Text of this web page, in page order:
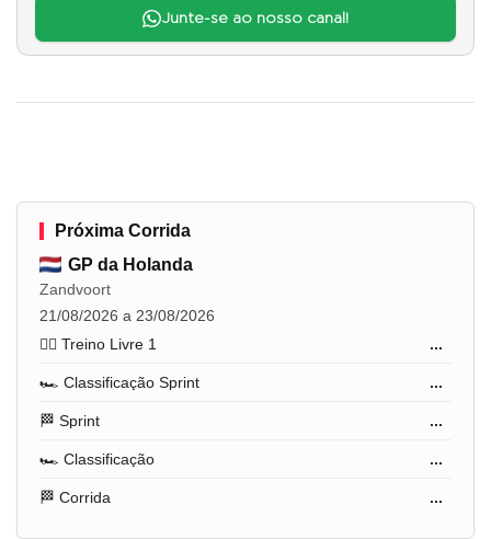
Junte-se ao nosso canal!
Próxima Corrida
GP da Holanda
Zandvoort
21/08/2026 a 23/08/2026
🏋️‍♂️ Treino Livre 1
...
🏎️ Classificação Sprint ...
🏁 Sprint ...
🏎️ Classificação ...
🏁 Corrida ...